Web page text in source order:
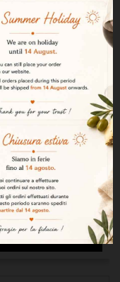
Negra κομμένο
ΚΑΛΆΘΙ